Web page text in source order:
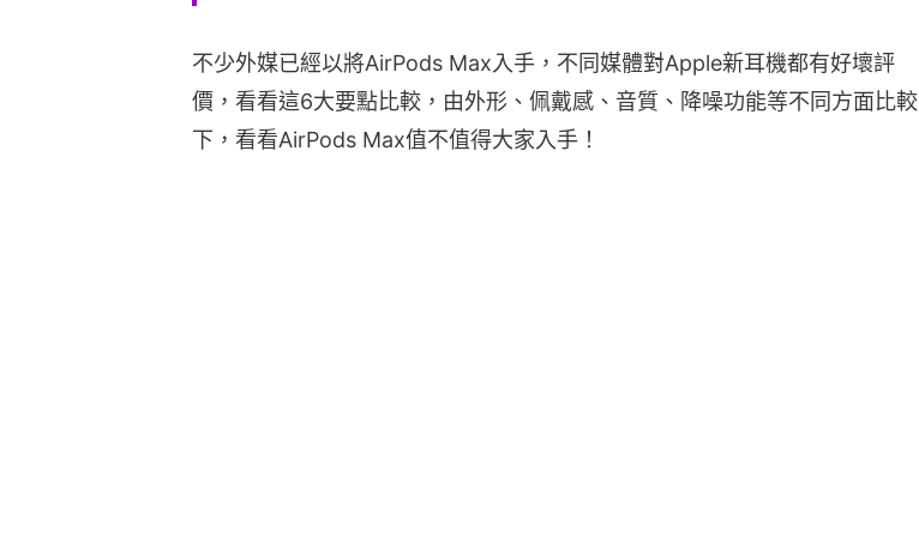
不少外媒已經以將AirPods Max入手，不同媒體對Apple新耳機都有好壞評
價，看看這6大要點比較，由外形、佩戴感、音質、降噪功能等不同方面比較
下，看看AirPods Max值不值得大家入手！